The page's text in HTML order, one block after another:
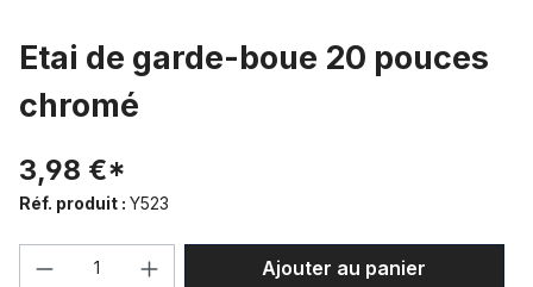
Etai de garde-boue 20 pouces
chromé
3,98 €*
Réf. produit : Y523
Quantité de produit : Entrez la
Ajouter au panier